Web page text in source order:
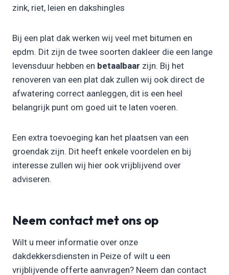
zink, riet, leien en dakshingles
Bij een plat dak werken wij veel met bitumen en
epdm. Dit zijn de twee soorten dakleer die een lange
levensduur hebben en betaalbaar zijn. Bij het
renoveren van een plat dak zullen wij ook direct de
afwatering correct aanleggen, dit is een heel
belangrijk punt om goed uit te laten voeren.
Een extra toevoeging kan het plaatsen van een
groendak zijn. Dit heeft enkele voordelen en bij
interesse zullen wij hier ook vrijblijvend over
adviseren.
Neem contact met ons op
Wilt u meer informatie over onze
dakdekkersdiensten in Peize of wilt u een
vrijblijvende offerte aanvragen? Neem dan contact